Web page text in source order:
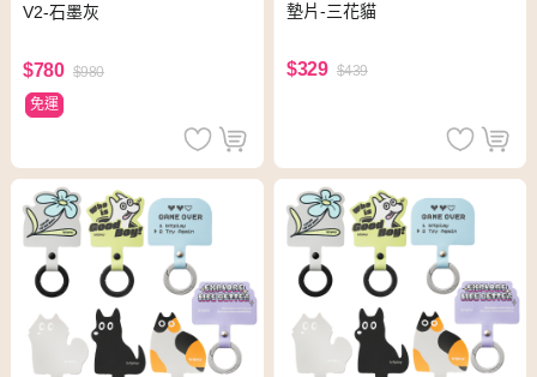
V2-石墨灰
$780 $980
免運
墊片-三花貓
$329 $439